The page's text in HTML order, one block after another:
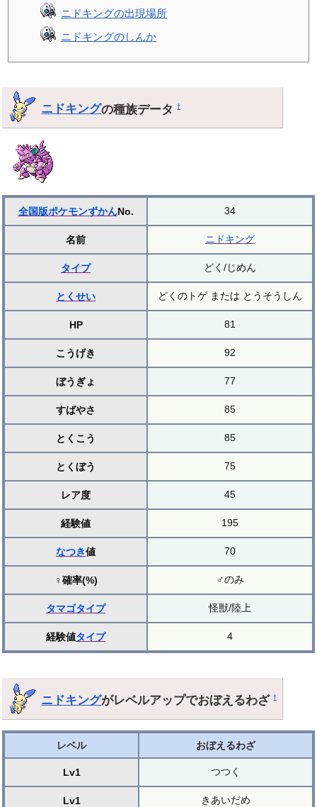
ニドキングの出現場所
ニドキングのしんか
ニドキングの種族データ†
全国版ポケモンずかんNo. 34
名前 ニドキング
タイプ どく/じめん
とくせい どくのトゲ または とうそうしん
HP 81
こうげき 92
ぼうぎょ 77
すばやさ 85
とくこう 85
とくぼう 75
レア度 45
経験値 195
なつき値 70
♀確率(%) ♂のみ
タマゴタイプ 怪獣/陸上
経験値タイプ 4
ニドキングがレベルアップでおぼえるわざ†
レベル おぼえるわざ
Lv1 つつく
Lv1 きあいだめ